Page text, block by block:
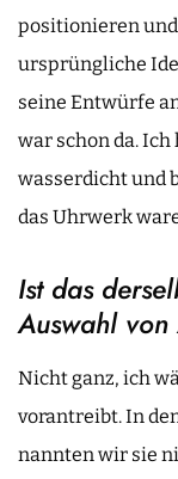
positionieren
ursprüngliche
seine Entwürfe
war schon da.
wasserdicht und
das Uhrwerk
Ist das
Auswahl
Nicht ganz, ich
vorantreibt. In
nannten wir sie